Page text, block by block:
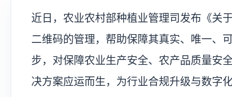
近日，农业农村部种植业管理司发布《关
二维码的管理，帮助保障其真实、唯一、
步，对保障农业生产安全、农产品质量安
决方案应运而生，为行业合规升级与数字